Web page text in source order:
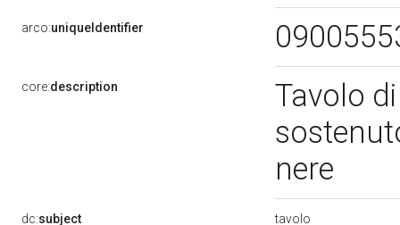
arco:uniqueIdentifier
core:description
Tavolo
nere
dc:subject tavolo